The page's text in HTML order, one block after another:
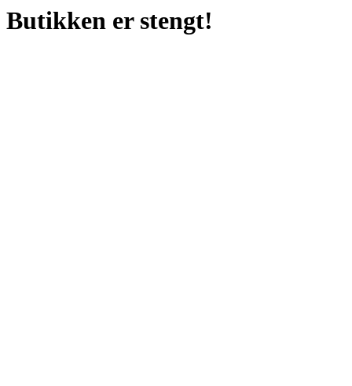
Butikken er stengt!